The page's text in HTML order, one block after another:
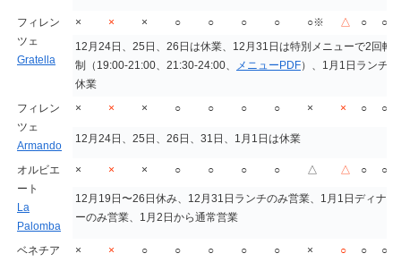
フィレン
ツェ
Gratella
× × × ○ ○ ○ ○ ○※ △ ○
○
12月24日、25日、26日は休業、12月31日は特別メニューで2回転
制（19:00-21:00、21:30-24:00、
メニューPDF）、1月1日ランチ
休業
フィレン
ツェ
Armando
× × × ○ ○ ○ ○ × × ○ ○
12月24日、25日、26日、31日、1月1日は休業
オルビエ
ート
La
Palomba
× × × ○ ○ ○ ○ △ △ ○ ○
12月19日〜26日休み、12月31日ランチのみ営業、1月1日ディナ
ーのみ営業、1月2日から通常営業
ベネチア
× × ○ ○ ○ ○ ○ × ○ ○ ○